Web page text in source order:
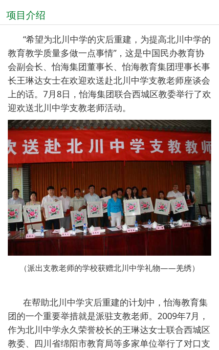
项目介绍
“希望为北川中学的灾后重建，为提高北川中学的
教育教学质量多做一点事情”，这是中国民办教育协
会副会长、怡海集团董事长、怡海教育集团理事长事
长王琳达女士在欢迎欢送赴北川中学支教老师座谈会
上的话。7月8日，怡海集团联合西城区教委举行了欢
迎欢送北川中学支教老师活动。
（派出支教老师的学校获赠北川中学礼物——羌绣）
在帮助北川中学灾后重建的计划中，怡海教育集
团的一个重要举措就是派驻支教老师。2009年7月，
作为北川中学永久荣誉校长的王琳达女士联合西城区
教委、四川省绵阳市教育局等多家单位举行了对口支